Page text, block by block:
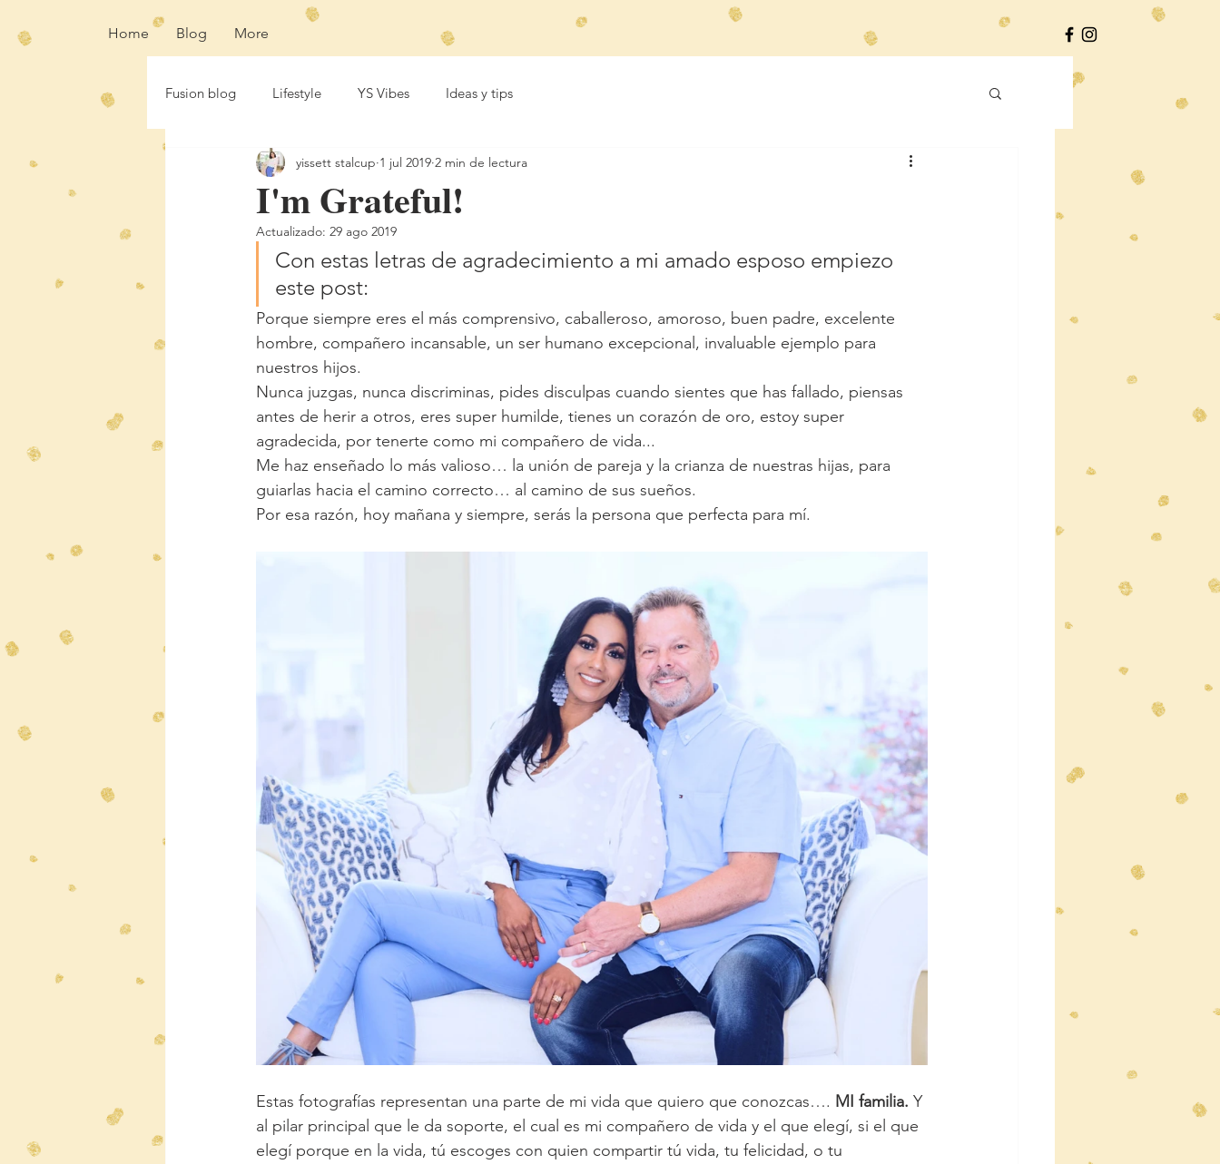
Home Blog More
Fusion blog Lifestyle YS Vibes Ideas y tips
I'm Grateful!
yissett stalcup 1 jul 2019 2 min de lectura
Actualizado: 29 ago 2019
Con estas letras de agradecimiento a mi amado esposo empiezo
este post:
Porque siempre eres el más comprensivo, caballeroso, amoroso, buen padre, excelente
hombre, compañero incansable, un ser humano excepcional, invaluable ejemplo para
nuestros hijos.
Nunca juzgas, nunca discriminas, pides disculpas cuando sientes que has fallado, piensas
antes de herir a otros, eres super humilde, tienes un corazón de oro, estoy super
agradecida, por tenerte como mi compañero de vida...
Me haz enseñado lo más valioso… la unión de pareja y la crianza de nuestras hijas, para
guiarlas hacia el camino correcto… al camino de sus sueños.
Por esa razón, hoy mañana y siempre, serás la persona que perfecta para mí.
Estas fotografías representan una parte de mi vida que quiero que conozcas…. MI familia. Y
al pilar principal que le da soporte, el cual es mi compañero de vida y el que elegí, si el que
elegí porque en la vida, tú escoges con quien compartir tú vida, tu felicidad, o tu